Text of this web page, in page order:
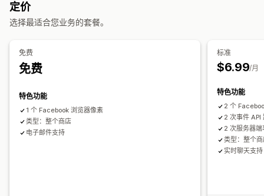
绩效分析
绩效跟踪
流量来源
定价
选择最适合您业务的套餐。
免费
免费
特色功能
1 个 Facebook 浏览器像素
类型：整个商店
电子邮件支持
标准
$6.99/月
特色功能
2 个
2 次事件 API
2 次服务器端
类型：整个
实时聊天支持